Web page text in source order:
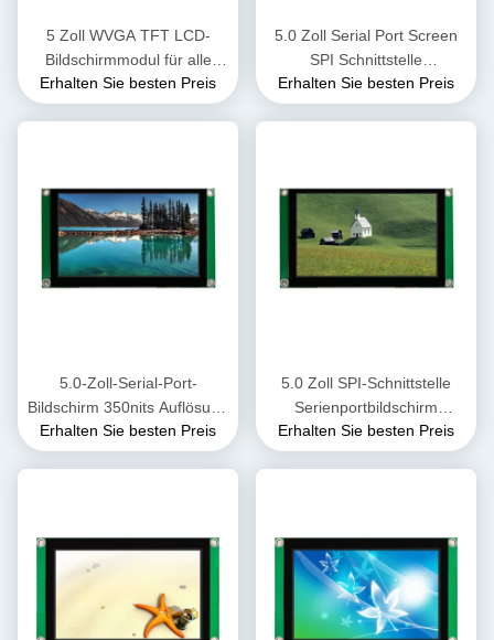
5 Zoll WVGA TFT LCD-
Bildschirmmodul für alle
Mikrocontroller wie
Aduno/Raspberry
Erhalten Sie besten Preis
5.0 Zoll Serial Port Screen
SPI Schnittstelle
800*RGB*480 Auflösung
TFT LCD Module mit CTP
Erhalten Sie besten Preis
5.0-Zoll-Serial-Port-
Bildschirm 350nits Auflösung
800 * 480 TFT-LCD-Module
kompatibel mit
Erhalten Sie besten Preis
5.0 Zoll SPI-Schnittstelle
Serienportbildschirm
800*RGB*480 400cd/m2
TFT-LCD-Module mit CTP
Erhalten Sie besten Preis